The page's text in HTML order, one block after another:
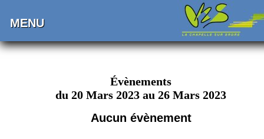
MENU
Évènements
du 20 Mars 2023 au 26 Mars 2023
Aucun évènement